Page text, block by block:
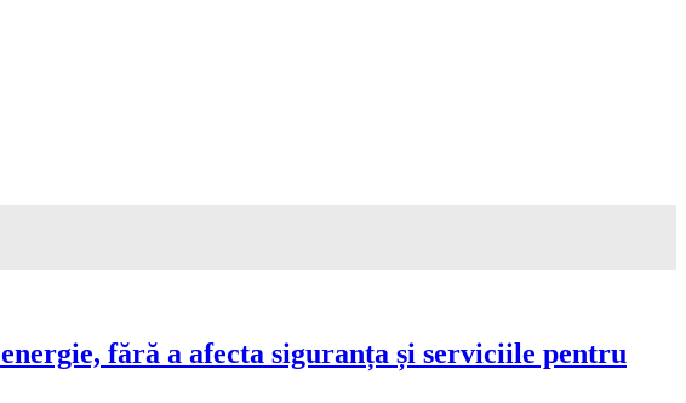
fără a afecta siguranța și serviciile pentru